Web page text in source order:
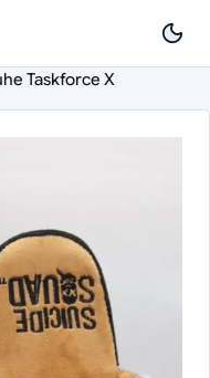
Taskforce X